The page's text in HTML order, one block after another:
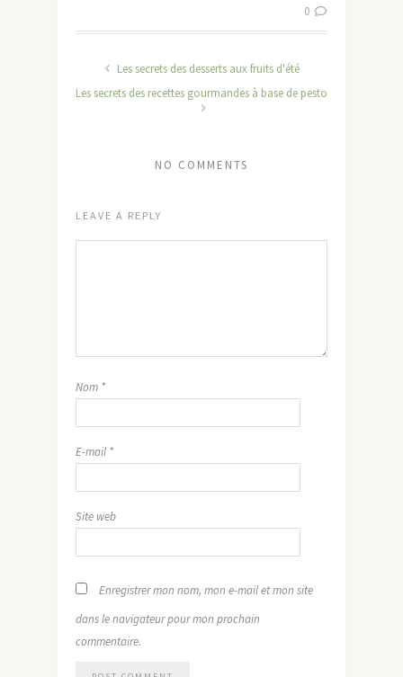
0
Les secrets des desserts aux fruits d'été
Les secrets des recettes gourmandes à base de pesto
NO COMMENTS
LEAVE A REPLY
Nom *
E-mail *
Site web
Enregistrer mon nom, mon e-mail et mon site
dans le navigateur pour mon prochain
commentaire.